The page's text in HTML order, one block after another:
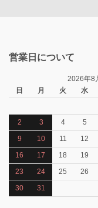
営業日について
2026年8
日
月 火 水
2
3 4 5
9
10 11 12
16
17 18 19
23
24 25 26
30
31